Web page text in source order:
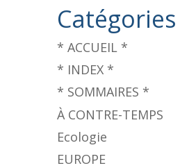
Catégories
* ACCUEIL *
* INDEX *
* SOMMAIRES *
À CONTRE-TEMPS
Ecologie
EUROPE